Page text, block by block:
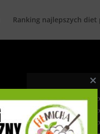
Ranking najlepszych diet
–Najlepsza dieta
–Najlepsza dieta
–Najlepsza dieta